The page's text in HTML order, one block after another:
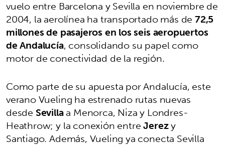
vuelo entre Barcelona y Sevilla en noviembre de
2004, la aerolínea ha transportado más de72,5
millones de pasajeros en los seis aeropuertos
de Andalucía, consolidando su papel como
motor de conectividad de la región.
Como parte de su apuesta por Andalucía, este
verano Vueling ha estrenado rutas nuevas
desdeSevillaa Menorca, Niza y Londres-
Heathrow; y la conexión entreJerezy
Santiago. Además, Vueling ya conecta Sevilla